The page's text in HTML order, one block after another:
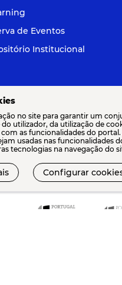
de Eventos
Institucional
Sugestões e Reclamações
FINANCIAMENTO
no site para garantir um
utilizador, da utilização de
as funcionalidades do portal.
usadas nas funcionalidades
tecnologias na navegação do
Configurar